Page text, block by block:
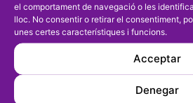
el comportament de navegació o les
lloc. No consentir o retirar el consentiment,
unes certes característiques i funcions.
Acceptar
Denegar